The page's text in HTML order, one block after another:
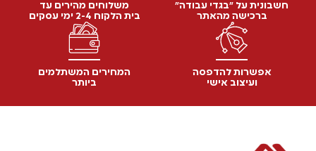
חשבונית על "בגדי עבודה"
ברכישה מהאתר
משלוחים מהירים עד
בית הלקוח 2-4 ימי עסקים
אפשרות להדפסה
ועיצוב אישי
המחירים המשתלמים
ביותר